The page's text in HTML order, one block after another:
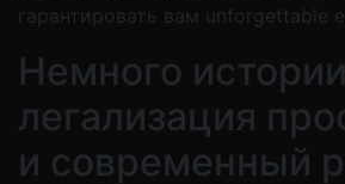
гарантировать вам unforgettable
Немного
легализация
и современный